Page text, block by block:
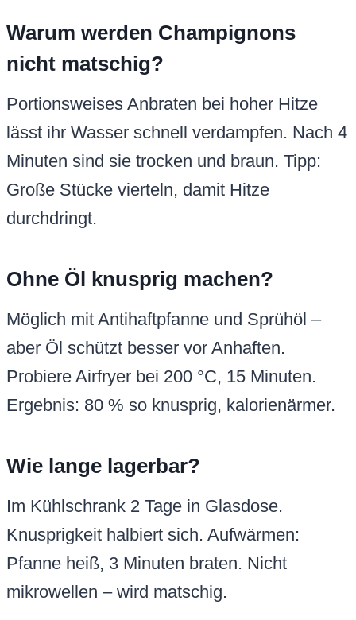
Warum werden Champignons
nicht matschig?
Portionsweises Anbraten bei hoher Hitze
lässt ihr Wasser schnell verdampfen. Nach 4
Minuten sind sie trocken und braun. Tipp:
Große Stücke vierteln, damit Hitze
durchdringt.
Ohne Öl knusprig machen?
Möglich mit Antihaftpfanne und Sprühöl –
aber Öl schützt besser vor Anhaften.
Probiere Airfryer bei 200 °C, 15 Minuten.
Ergebnis: 80 % so knusprig, kalorienärmer.
Wie lange lagerbar?
Im Kühlschrank 2 Tage in Glasdose.
Knusprigkeit halbiert sich. Aufwärmen:
Pfanne heiß, 3 Minuten braten. Nicht
mikrowellen – wird matschig.